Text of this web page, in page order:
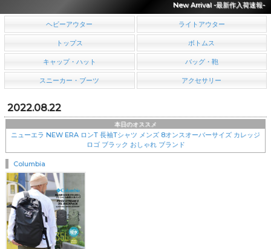
New Arrival -最新作入荷速報-
ヘビーアウター ライトアウター
トップス ボトムス
キャップ・ハット バッグ・鞄
スニーカー・ブーツ アクセサリー
2022.08.22
本日のオススメ
ニューエラ NEW ERA ロンT 長袖Tシャツ メンズ 8オンスオーバーサイズ カレッジ
ロゴ ブラック おしゃれ ブランド
Columbia